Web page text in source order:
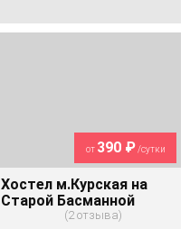
от 390 ₽/сутки
Хостел м.Курская на
Старой Басманной
2 отзыва